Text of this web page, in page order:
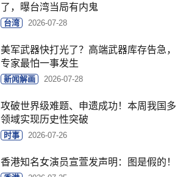
了，曝台湾当局有内鬼
台湾 2026-07-28
美军武器快打光了？高端武器库存告急，
专家最怕一事发生
新闻解画 2026-07-28
攻破世界级难题、申遗成功！本周我国多
领域实现历史性突破
时事 2026-07-26
香港知名女演员宣萱发声明：图是假的！